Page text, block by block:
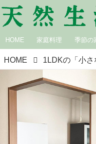
HOME 家庭料理 季節の
HOME